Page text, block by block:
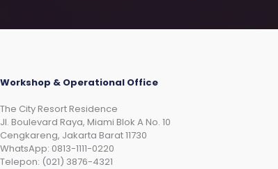
Workshop & Operational Office
The City Resort Residence
Jl. Boulevard Raya, Miami Blok A No. 10
Cengkareng, Jakarta Barat 11730
WhatsApp: 0813-1111-0220
Telepon: (021) 3876-4321